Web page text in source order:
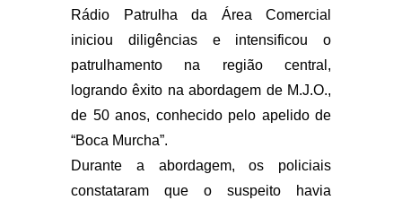
Rádio Patrulha da Área Comercial
iniciou diligências e intensificou o
patrulhamento na região central,
logrando êxito na abordagem de M.J.O.,
de 50 anos, conhecido pelo apelido de
“Boca Murcha”.
Durante a abordagem, os policiais
constataram que o suspeito havia